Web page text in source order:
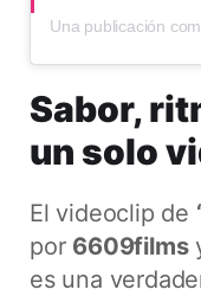
Sabor,
un solo
El videoclip de
por 6609films
es una